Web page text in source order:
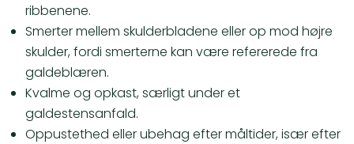
ribbenene.
Smerter mellem skulderbladene eller op mod højre
skulder, fordi smerterne kan være refererede fra
galdeblæren.
Kvalme og opkast, særligt under et
galdestensanfald.
Oppustethed eller ubehag efter måltider, især efter